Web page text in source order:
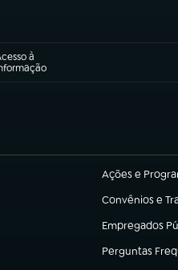
à
Ações e
(abre em nova
Convênios e
(abre em nova
Empregados
(abre em nova
Perguntas
(abre em nova